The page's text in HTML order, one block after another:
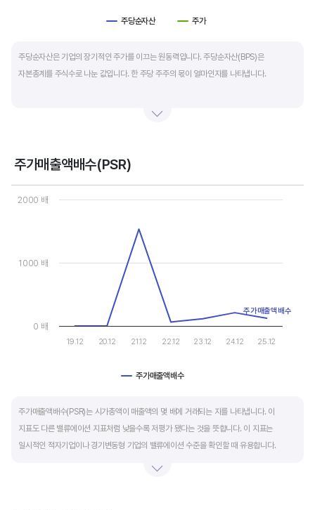
주당순자산 주가
주당순자산은 기업의 장기적인 주가를 이끄는 원동력입니다. 주당순자산(BPS)은
자본총계를 주식수로 나눈 값입니다. 한 주당 주주의 몫이 얼마인지를 나타냅니다.
자본총계가 빠른 속도로 증가합니다. 이에따라 주가도 오르게 됩니다.
투자지표는 한국 기업에 비해 상대적으로 높게 나옵니다. 이런 부분을 감안해 미국 기업의
부채비율, 차입금 비중, 주가순자산배수 등을 판단하는 것이 좋습니다.
주가매출액배수(PSR)
Chart
Line chart with 7 data points.
The chart has 1 X axis displaying categories.
The chart has 1 Y axis displaying values. Data ranges from 0 to
주가매출액배수
19.12 20.12 21.12 22.12 23.12 24.12 25.12
0 배
1000 배
2000 배
주가매출액배수
주가매출액배수(PSR)는 시가총액이 매출액의 몇 배에 거래되는 지를 나타냅니다. 이
지표도 다른 밸류에이션 지표처럼 낮을수록 저평가 됐다는 것을 뜻합니다. 이 지표는
일시적인 적자기업이나 경기변동형 기업의 밸류에이션 수준을 확인할 때 유용합니다.